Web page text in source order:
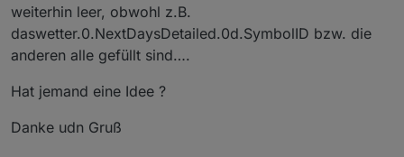
weiterhin leer, obwohl z.B.
daswetter.0.NextDaysDetailed.0d.SymbolID bzw. die
anderen alle gefüllt sind….
Hat jemand eine Idee ?
Danke udn Gruß